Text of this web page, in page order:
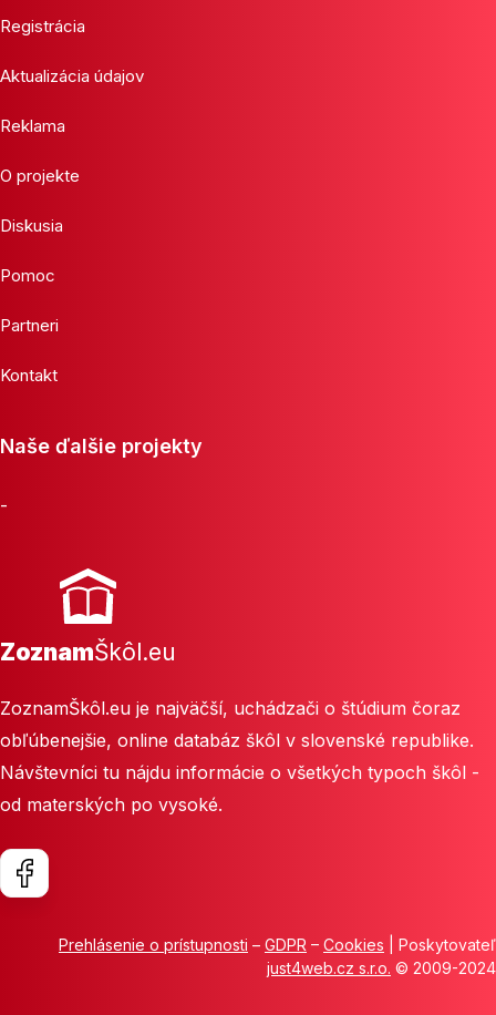
Registrácia
Aktualizácia údajov
Reklama
O projekte
Diskusia
Pomoc
Partneri
Kontakt
Naše ďalšie projekty
-
ZoznamŠkôl.eu
ZoznamŠkôl.eu je najväčší, uchádzači o štúdium čoraz
obľúbenejšie, online databáz škôl v slovenské republike.
Návštevníci tu nájdu informácie o všetkých typoch škôl -
od materských po vysoké.
Prehlásenie o prístupnosti – GDPR – Cookies | Poskytovateľ
just4web.cz s.r.o. © 2009-2024